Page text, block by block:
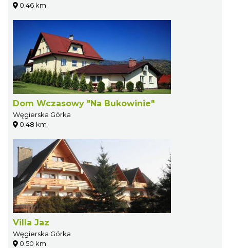
0.46 km
Dom Wczasowy "Na Bukowinie"
Węgierska Górka
0.48 km
Villa Jaz
Węgierska Górka
0.50 km